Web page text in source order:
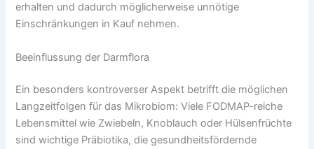
erhalten und dadurch möglicherweise unnötige
Einschränkungen in Kauf nehmen.
Beeinflussung der Darmflora
Ein besonders kontroverser Aspekt betrifft die möglichen
Langzeitfolgen für das Mikrobiom: Viele FODMAP-reiche
Lebensmittel wie Zwiebeln, Knoblauch oder Hülsenfrüchte
sind wichtige Präbiotika, die gesundheitsfördernde